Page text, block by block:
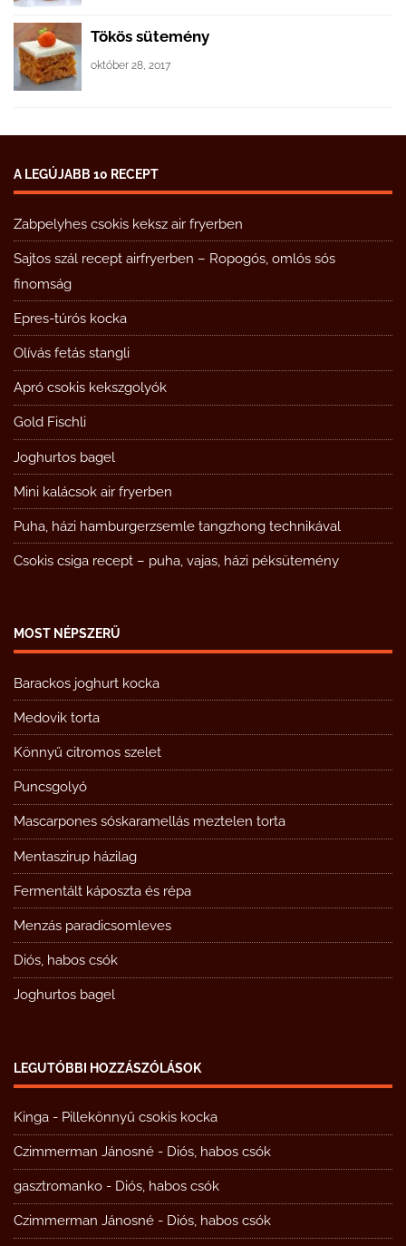
Tökös sütemény
október 28, 2017
A LEGÚJABB 10 RECEPT
Zabpelyhes csokis keksz air fryerben
Sajtos szál recept airfryerben – Ropogós, omlós sós
finomság
Epres-túrós kocka
Olívás fetás stangli
Apró csokis kekszgolyók
Gold Fischli
Joghurtos bagel
Mini kalácsok air fryerben
Puha, házi hamburgerzsemle tangzhong technikával
Csokis csiga recept – puha, vajas, házi péksütemény
MOST NÉPSZERŰ
Barackos joghurt kocka
Medovik torta
Könnyű citromos szelet
Puncsgolyó
Mascarpones sóskaramellás meztelen torta
Mentaszirup házilag
Fermentált káposzta és répa
Menzás paradicsomleves
Diós, habos csók
Joghurtos bagel
LEGUTÓBBI HOZZÁSZÓLÁSOK
Kinga - Pillekönnyű csokis kocka
Czimmerman Jánosné - Diós, habos csók
gasztromanko - Diós, habos csók
Czimmerman Jánosné - Diós, habos csók